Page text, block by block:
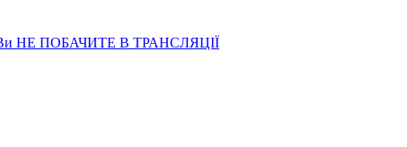
НЕ ПОБАЧИТЕ В ТРАНСЛЯЦІЇ